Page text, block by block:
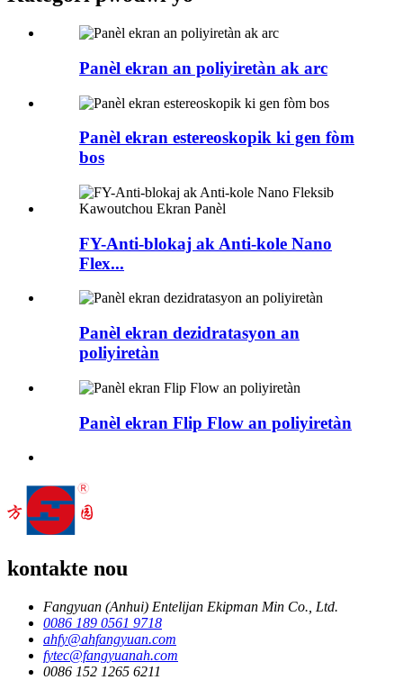
Panèl ekran an poliyiretàn ak arc
Panèl ekran estereoskopik ki gen fòm
bos
FY-Anti-blokaj ak Anti-kole Nano
Flex...
Panèl ekran dezidratasyon an
poliyiretàn
Panèl ekran Flip Flow an poliyiretàn
kontakte nou
Fangyuan (Anhui) Entelijan Ekipman Min Co., Ltd.
0086 189 0561 9718
ahfy@ahfangyuan.com
fytec@fangyuanah.com
0086 152 1265 6211